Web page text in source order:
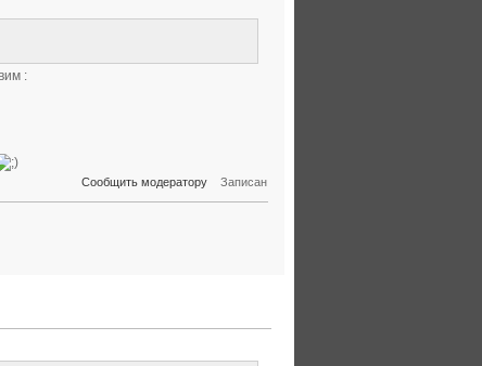
:
Сообщить модератору Записан